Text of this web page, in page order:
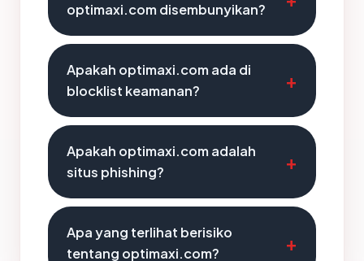
optimaxi.com disembunyikan?
Apakah optimaxi.com ada di
blocklist keamanan?
Apakah optimaxi.com adalah
situs phishing?
Apa yang terlihat berisiko
tentang optimaxi.com?